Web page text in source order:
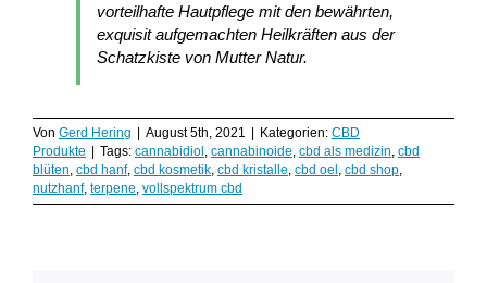
vorteilhafte Hautpflege mit den bewährten,
exquisit aufgemachten Heilkräften aus der
Schatzkiste von Mutter Natur.
Von Gerd Hering August 5th, 2021 Kategorien: CBD
Produkte
Tags: cannabidiol , cannabinoide, cbd als medizin, cbd
blüten, cbd hanf, cbd kosmetik, cbd kristalle, cbd oel , cbd shop,
nutzhanf, terpene, vollspektrum cbd